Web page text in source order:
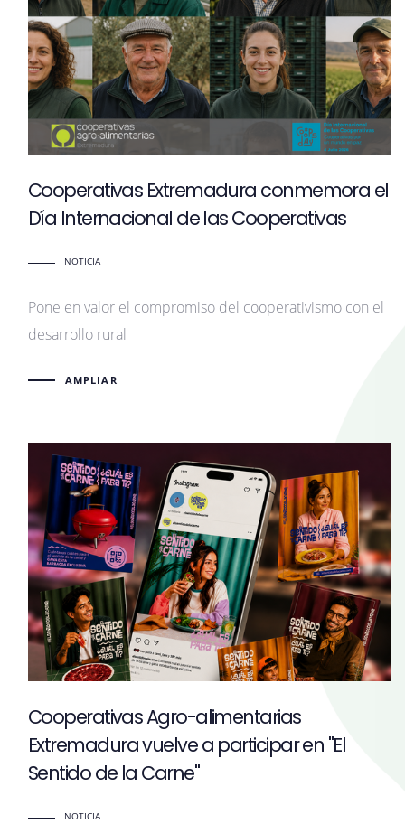
Cooperativas Extremadura conmemora el
Día Internacional de las Cooperativas
NOTICIA
Pone en valor el compromiso del cooperativismo con el
desarrollo rural
AMPLIAR
Cooperativas Agro-alimentarias
Extremadura vuelve a participar en "El
Sentido de la Carne"
NOTICIA